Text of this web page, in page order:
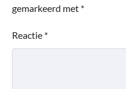
gemarkeerd met *
Reactie *